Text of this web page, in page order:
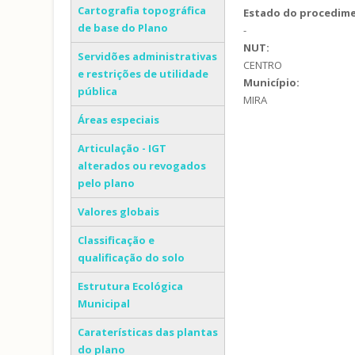
Cartografia topográfica
de base do Plano
Servidões administrativas
e restrições de utilidade
pública
Áreas especiais
Articulação - IGT
alterados ou revogados
pelo plano
Valores globais
Classificação e
qualificação do solo
Estrutura Ecológica
Municipal
Caraterísticas das plantas
do plano
Estado do
-
NUT:
CENTRO
Município:
MIRA